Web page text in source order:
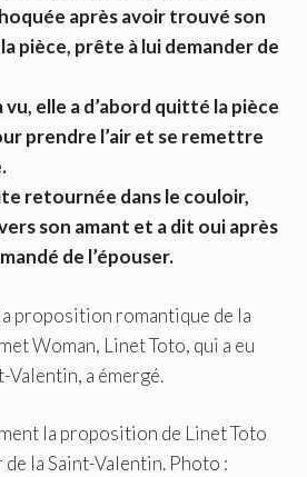
après avoir trouvé son
pièce, prête à lui demander de
vu, elle a d’abord quitté la pièce
prendre l’air et se remettre
retournée dans le couloir,
son amant et a dit oui après
de l’épouser.
proposition romantique de la
Woman, Linet Toto, qui a eu
Valentin, a émergé.
la proposition de Linet Toto
la Saint-Valentin. Photo :